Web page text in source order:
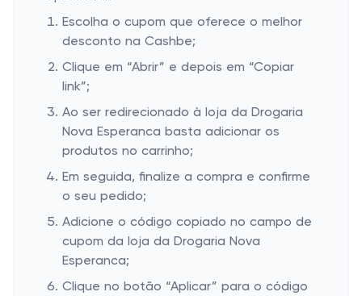
Escolha o cupom que oferece o melhor
desconto na Cashbe;
Clique em “Abrir” e depois em “Copiar
link”;
Ao ser redirecionado à loja da Drogaria
Nova Esperanca basta adicionar os
produtos no carrinho;
Em seguida, finalize a compra e confirme
o seu pedido;
Adicione o código copiado no campo de
cupom da loja da Drogaria Nova
Esperanca;
Clique no botão “Aplicar” para o código